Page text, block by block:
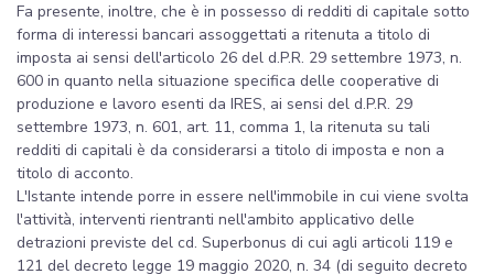
Fa presente, inoltre, che è in possesso di redditi di capitale sotto
forma di interessi bancari assoggettati a ritenuta a titolo di
imposta ai sensi dell'articolo 26 del d.P.R. 29 settembre 1973, n.
600 in quanto nella situazione specifica delle cooperative di
produzione e lavoro esenti da IRES, ai sensi del d.P.R. 29
settembre 1973, n. 601, art. 11, comma 1, la ritenuta su tali
redditi di capitali è da considerarsi a titolo di imposta e non a
titolo di acconto.
L'Istante intende porre in essere nell'immobile in cui viene svolta
l'attività, interventi rientranti nell'ambito applicativo delle
detrazioni previste del cd. Superbonus di cui agli articoli 119 e
121 del decreto legge 19 maggio 2020, n. 34 (di seguito decreto